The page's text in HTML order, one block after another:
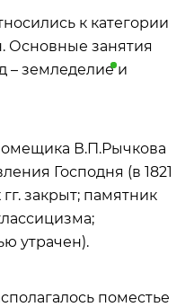
к категории
Основные занятия
– земледелиеи
В.П.Рычкова
Господня (в 1821
гг. закрыт; памятник
утрачен).
поместье